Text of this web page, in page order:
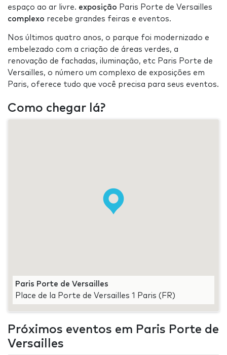
espaço ao ar livre. exposição Paris Porte de Versailles
complexo recebe grandes feiras e eventos.
Nos últimos quatro anos, o parque foi modernizado e
embelezado com a criação de áreas verdes, a
renovação de fachadas, iluminação, etc Paris Porte de
Versailles, o número um complexo de exposições em
Paris, oferece tudo que você precisa para seus eventos.
Como chegar lá?
Paris Porte de Versailles
Place de la Porte de Versailles 1 Paris (FR)
Próximos eventos em Paris Porte de
Versailles